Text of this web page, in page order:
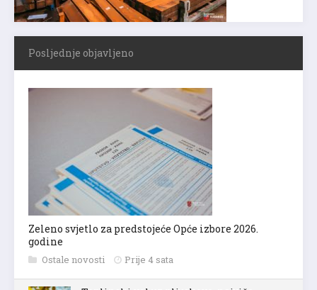
Posljednje objavljeno
Zeleno svjetlo za predstojeće Opće izbore 2026.
godine
Ostale novosti Prije 4 sata